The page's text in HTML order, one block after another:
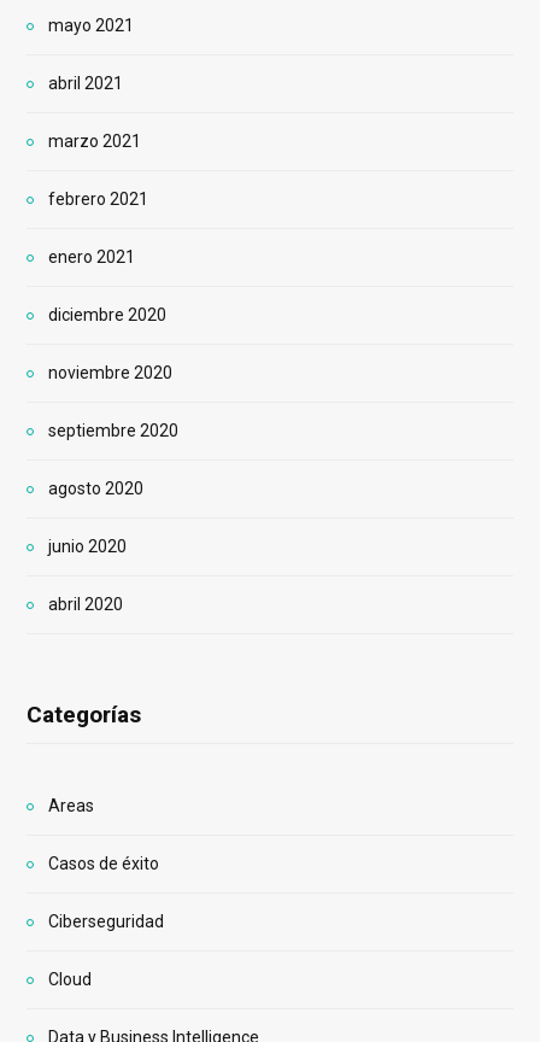
mayo 2021
abril 2021
marzo 2021
febrero 2021
enero 2021
diciembre 2020
noviembre 2020
septiembre 2020
agosto 2020
junio 2020
abril 2020
Categorías
Areas
Casos de éxito
Ciberseguridad
Cloud
Data y Business Intelligence